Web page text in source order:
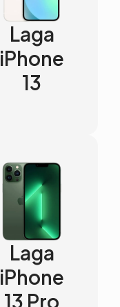
Laga
iPhone
13
Laga
iPhone
13 Pro